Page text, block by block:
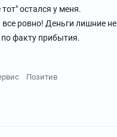
остался у меня.
ровно! Деньги лишние не
факту прибытия.
Позитив